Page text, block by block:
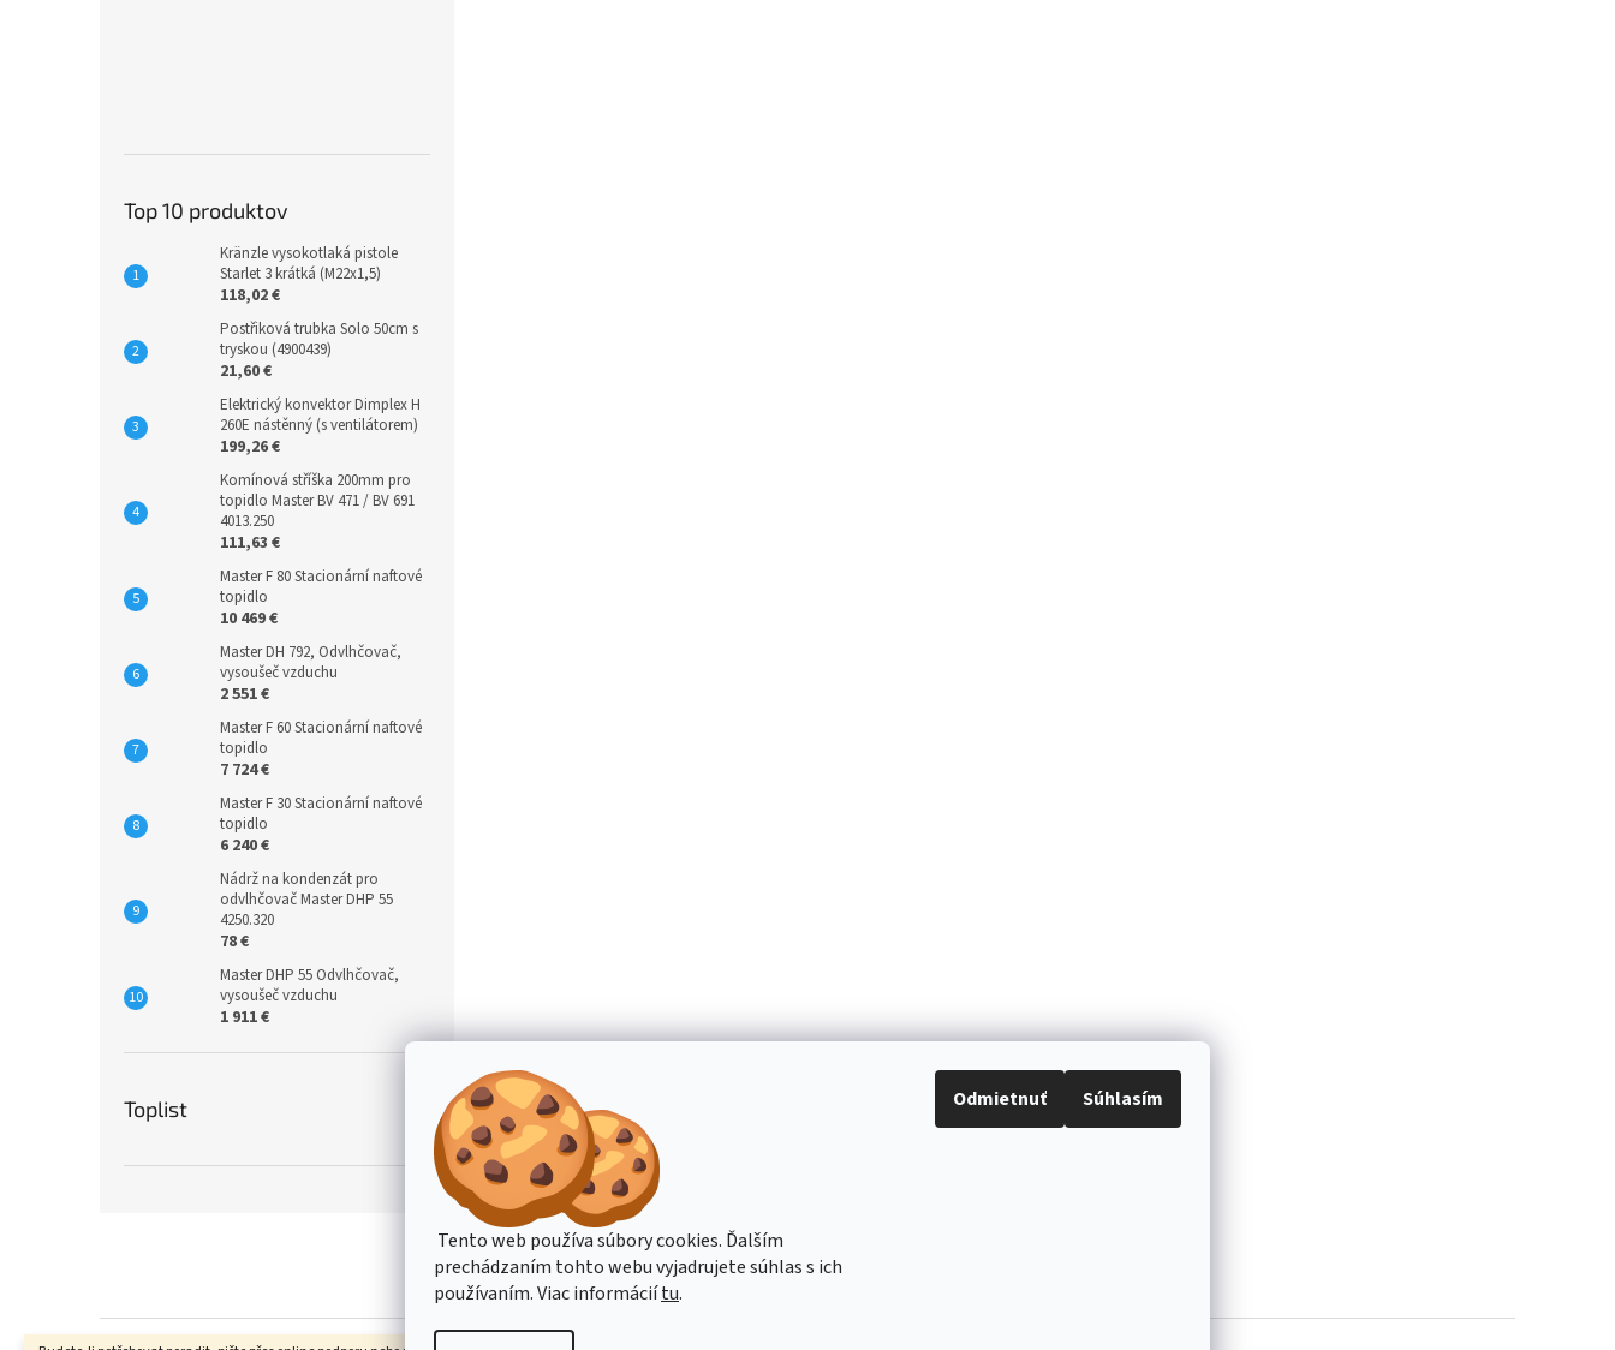
Tento web používa súbory cookies. Ďalším
prechádzaním tohto webu vyjadrujete súhlas s ich
používaním. Viac informáciítu.
Odmietnuť Súhlasím
Top 10 produktov
Kränzle vysokotlaká pistole
Starlet 3 krátká (M22x1,5)
118,02 €
Postřiková trubka Solo 50cm s
tryskou (4900439)
21,60 €
Elektrický konvektor Dimplex H
260E nástěnný (s ventilátorem)
199,26 €
Komínová stříška 200mm pro
topidlo Master BV 471 / BV 691
4013.250
111,63 €
Master F 80 Stacionární naftové
topidlo
10 469 €
Master DH 792, Odvlhčovač,
vysoušeč vzduchu
2 551 €
Master F 60 Stacionární naftové
topidlo
7 724 €
Master F 30 Stacionární naftové
topidlo
6 240 €
Nádrž na kondenzát pro
odvlhčovač Master DHP 55
4250.320
78 €
Master DHP 55 Odvlhčovač,
vysoušeč vzduchu
1 911 €
Toplist
Stavba stroje CZ Topení Dimplex CZ